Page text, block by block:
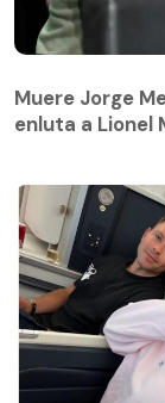
Muere Jorge
enluta a Lionel